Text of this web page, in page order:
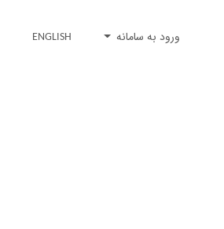
ورود به سامانه ENGLISH